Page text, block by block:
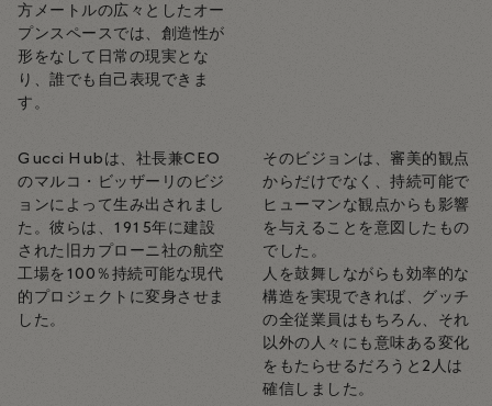
方メートルの広々としたオー
プンスペースでは、創造性が
形をなして日常の現実とな
り、誰でも自己表現できま
す。
Gucci Hubは、社長兼CEO
のマルコ・ビッザーリのビジ
ョンによって生み出されまし
た。彼らは、1915年に建設
された旧カプローニ社の航空
工場を100％持続可能な現代
的プロジェクトに変身させま
した。
そのビジョンは、審美的観点
からだけでなく、持続可能で
ヒューマンな観点からも影響
を与えることを意図したもの
でした。
人を鼓舞しながらも効率的な
構造を実現できれば、グッチ
の全従業員はもちろん、それ
以外の人々にも意味ある変化
をもたらせるだろうと2人は
確信しました。